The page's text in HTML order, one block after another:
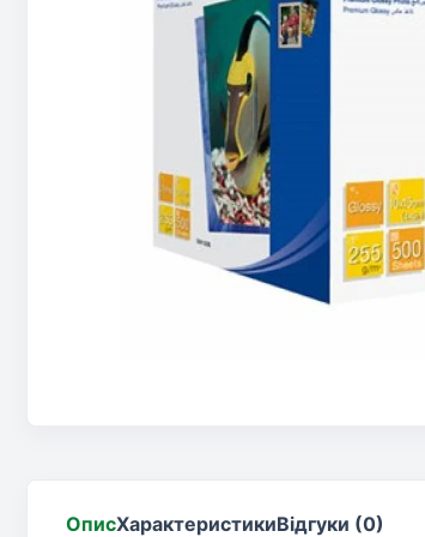
ОписХарактеристикиВідгуки (0)